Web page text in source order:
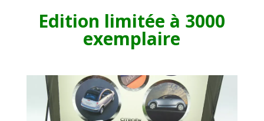
Edition limitée à 3000
exemplaire